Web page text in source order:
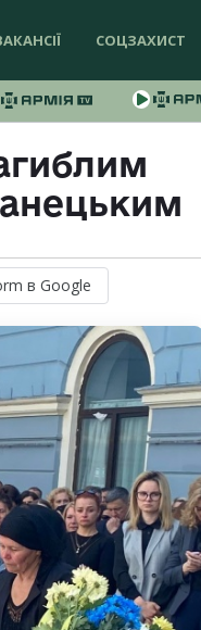
СОЦЗАХИСТ
в Google